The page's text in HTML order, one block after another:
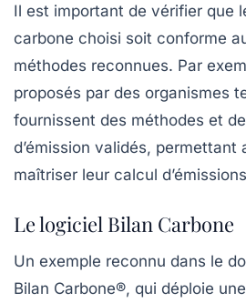
Il est important de vérifier que
carbone choisi soit conforme
méthodes reconnues. Par
proposés par des organismes
fournissent des méthodes et
d’émission validés, permettant
maîtriser leur calcul
Le logiciel Bilan Carbone
Un exemple reconnu dans le
Bilan Carbone®, qui déploie